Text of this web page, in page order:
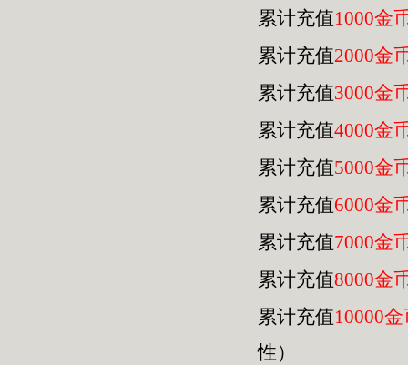
累计充值1000金
累计充值2000金
累计充值3000金
累计充值4000金
累计充值5000金
累计充值6000金
累计充值7000金
累计充值8000金
累计充值10000
性）